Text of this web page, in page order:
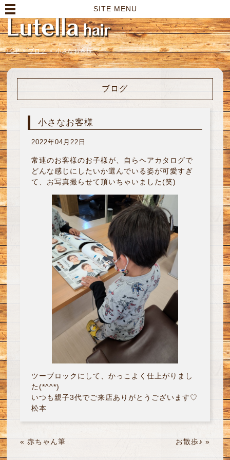
SITE MENU
TOP > ブログ > 小さなお客様
ブログ
小さなお客様
2022年04月22日
常連のお客様のお子様が、自らヘアカタログで
どんな感じにしたいか選んでいる姿が可愛すぎ
て、お写真撮らせて頂いちゃいました(笑)
ツーブロックにして、かっこよく仕上がりまし
た(*^^*)
いつも親子3代でご来店ありがとうございます♡
松本
« 赤ちゃん筆 お散歩♪ »